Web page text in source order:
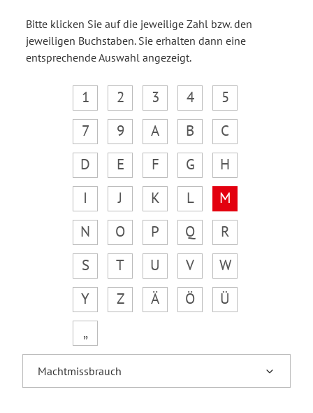
Bitte klicken Sie auf die jeweilige Zahl bzw. den
jeweiligen Buchstaben. Sie erhalten dann eine
entsprechende Auswahl angezeigt.
1 2 3 4
5
7
9 A B
C
D
E F G
H
I
J K L
M
N
O P Q
R
S
T U V
W
Y
Z Ä Ö
Ü
„